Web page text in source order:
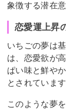
象徴する潜在
恋愛運上昇
いちごの夢は
は、恋愛欲が
ぱい味と鮮や
とされています
このような夢